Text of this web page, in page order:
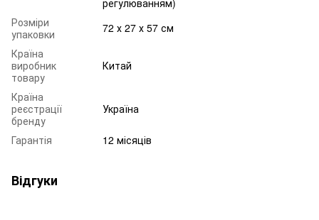
регулюванням)
Розміри
упаковки
72 х 27 х 57 см
Країна
виробник
товару
Китай
Країна
реєстрації
бренду
Україна
Гарантія 12 місяців
Відгуки